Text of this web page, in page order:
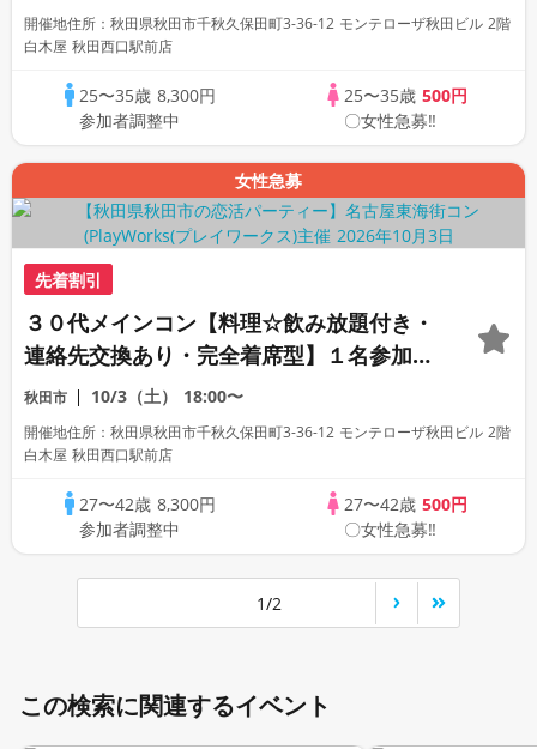
開催地住所：秋田県秋田市千秋久保田町3-36-12 モンテローザ秋田ビル 2階
白木屋 秋田西口駅前店
25〜35歳 8,300円
参加者調整中
25〜35歳 500円
〇女性急募‼
女性急募
先着割引
３０代メインコン【料理☆飲み放題付き・
連絡先交換あり・完全着席型】１名参加多
数・初参加も大歓迎☆
秋田市 10/3（土） 18:00〜
開催地住所：秋田県秋田市千秋久保田町3-36-12 モンテローザ秋田ビル 2階
白木屋 秋田西口駅前店
27〜42歳 8,300円
参加者調整中
27〜42歳 500円
〇女性急募‼
1/2
この検索に関連するイベント